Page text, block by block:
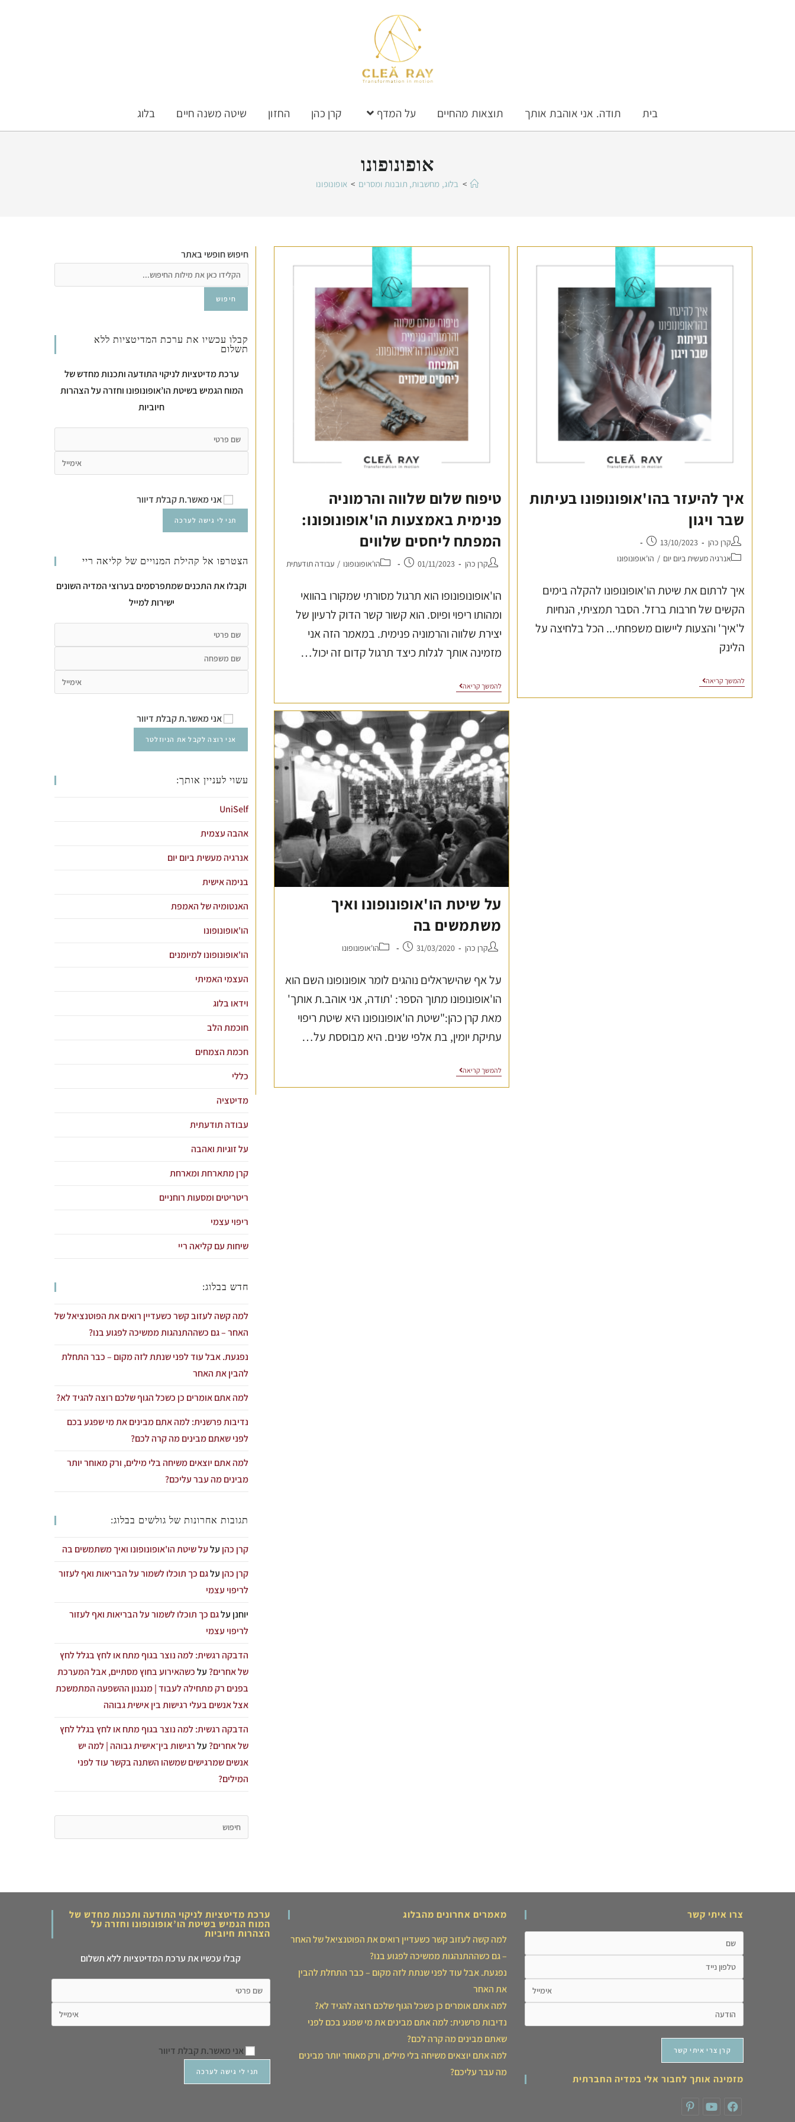
בית תודה. אני אוהבת אותך תוצאות מהחיים על המדף קרן כהן החזון שיטה משנה חיים בלוג
אופונופונו
> בלוג, מחשבות, תובנות ומסרים > אופונופונו
טיפוח שלום שלווה והרמוניה
פנימית באמצעות הו'אופונופונו:
המפתח ליחסים שלווים
קרן כהן 01/11/2023 הו'אופונופונו / עבודה תודעתית
הו'אופונופונופו הוא תרגול מסורתי שמקורו בהוואי
ומהותו ריפוי ופיוס. הוא קשור קשר הדוק לרעיון של
יצירת שלווה והרמוניה פנימית. במאמר הזה אני
מזמינה אותך לגלות כיצד תרגול קדום זה יכול…
להמשך קריאה
איך להיעזר בהו'אופונופונו בעיתות
שבר ויגון
קרן כהן
13/10/2023
אנרגיה מעשית ביום יום / הו'אופונופונו
איך לרתום את שיטת הו'אופונופונו להקלה בימים
הקשים של חרבות ברזל. הסבר תמציתי, הנחיות
ל'איך' והצעות ליישום משפחתי... הכל בלחיצה על
הלינק
להמשך קריאה
על שיטת הו'אופונופונו ואיך
משתמשים בה
קרן כהן 31/03/2020 הו'אופונופונו
על אף שהישראלים נוהגים לומר אופונופונו השם הוא
הו'אופונופונו מתוך הספר: 'תודה, אני אוהב.ת אותך'
מאת קרן כהן:"שיטת הו'אופונופונו היא שיטת ריפוי
עתיקת יומין, בת אלפי שנים. היא מבוססת על…
להמשך קריאה
חיפוש חופשי באתר
חיפוש
קבלו עכשיו את ערכת המדיטציות ללא
תשלום
ערכת מדיטציות לניקוי התודעה ותכנות מחדש של
המוח הגמיש בשיטת הו’אופונופונו וחזרה על הצהרות
חיוביות
אני מאשר.ת קבלת דיוור
הצטרפו אל קהילת המנויים של קליאה ריי
וקבלו את התכנים שמתפרסמים בערוצי המדיה השונים
ישירות למייל
אני מאשר.ת קבלת דיוור
עשוי לעניין אותך:
UniSelf
אהבה עצמית
אנרגיה מעשית ביום יום
בנימה אישית
האנטומיה של האמפת
הו'אופונופונו
הו'אופונופונו למיומנים
העצמי האמיתי
וידאו בלוג
חוכמת הלב
חכמת הצמחים
כללי
מדיטציה
עבודה תודעתית
על זוגיות ואהבה
קרן מתארחת ומארחת
ריטריטים ומסעות רוחניים
ריפוי עצמי
שיחות עם קליאה ריי
חדש בבלוג:
למה קשה לעזוב קשר כשעדיין רואים את הפוטנציאל של
האחר – גם כשההתנהגות ממשיכה לפגוע בנו?
נפגעת. אבל עוד לפני שנתת לזה מקום – כבר התחלת
להבין את האחר
למה אתם אומרים כן כשכל הגוף שלכם רוצה להגיד לא?
נדיבות פרשנית: למה אתם מבינים את מי שפגע בכם
לפני שאתם מבינים מה קרה לכם?
למה אתם יוצאים משיחה בלי מילים, ורק מאוחר יותר
מבינים מה עבר עליכם?
תגובות אחרונות של גולשים בבלוג:
קרן כהן עלעל שיטת הו'אופונופונו ואיך משתמשים בה
קרן כהן עלגם כך תוכלו לשמור על הבריאות ואף לעזור
לריפוי עצמי
יוחנן עלגם כך תוכלו לשמור על הבריאות ואף לעזור
לריפוי עצמי
הדבקה רגשית: למה נוצר בגוף מתח או לחץ בגלל לחץ
של אחרים?עלכשהאירוע בחוץ מסתיים, אבל המערכת
בפנים רק מתחילה לעבוד | מנגנון ההשפעה המתמשכת
אצל אנשים בעלי רגישות בין אישית גבוהה
הדבקה רגשית: למה נוצר בגוף מתח או לחץ בגלל לחץ
של אחרים?עלרגישות בין־אישית גבוהה | למה יש
אנשים שמרגישים שמשהו השתנה בקשר עוד לפני
המילים?
ערכת מדיטציות לניקוי התודעה ותכנות מחדש של
המוח הגמיש בשיטת הו’אופונופונו וחזרה על
הצהרות חיוביות
קבלו עכשיו את ערכת המדיטציות ללא תשלום
אני מאשר.ת קבלת דיוור
מאמרים אחרונים מהבלוג
למה קשה לעזוב קשר כשעדיין רואים את הפוטנציאל של האחר
– גם כשההתנהגות ממשיכה לפגוע בנו?
נפגעת. אבל עוד לפני שנתת לזה מקום – כבר התחלת להבין
את האחר
למה אתם אומרים כן כשכל הגוף שלכם רוצה להגיד לא?
נדיבות פרשנית: למה אתם מבינים את מי שפגע בכם לפני
שאתם מבינים מה קרה לכם?
למה אתם יוצאים משיחה בלי מילים, ורק מאוחר יותר מבינים
מה עבר עליכם?
צרו איתי קשר
מזמינה אותך לחבור אלי במדיה החברתית